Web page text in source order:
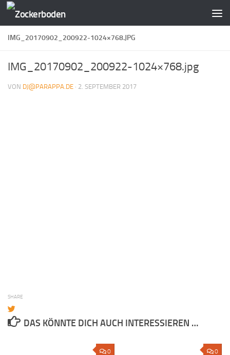
Zum Inhalt springen
IMG_20170902_200922-1024×768.JPG
IMG_20170902_200922-1024×768.jpg
VON DJ@PARAPPA.DE · 2. SEPTEMBER 2017
SHARE
DAS KÖNNTE DICH AUCH INTERESSIEREN …
0 0